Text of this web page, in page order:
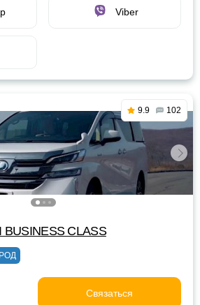
Viber
9.9 102
CLASS
Связаться